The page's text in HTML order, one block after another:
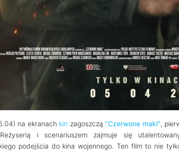
na ekranach kin zagoszczą "Czerwone maki",
i scenariuszem zajmuje się
podejścia do kina wojennego. Ten film to nie